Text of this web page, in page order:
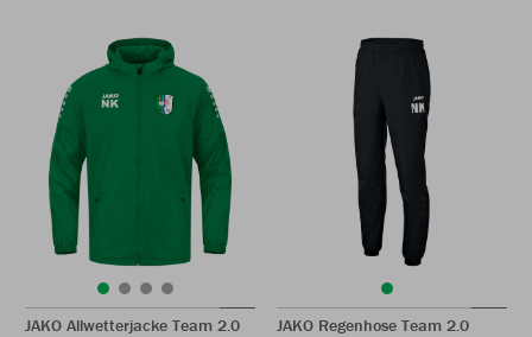
JAKO Allwetterjacke Team 2.0
JAKO Regenhose Team 2.0